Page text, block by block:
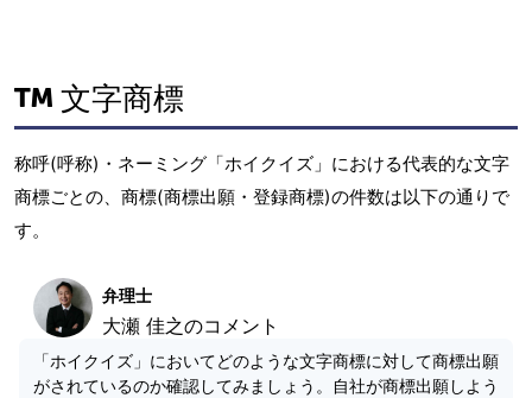
文字商標
称呼(呼称)・ネーミング「ホイクイズ」における代表的な文字
商標ごとの、商標(商標出願・登録商標)の件数は以下の通りで
す。
弁理士
大瀬 佳之のコメント
「ホイクイズ」においてどのような文字商標に対して商標出願
がされているのか確認してみましょう。自社が商標出願しよう